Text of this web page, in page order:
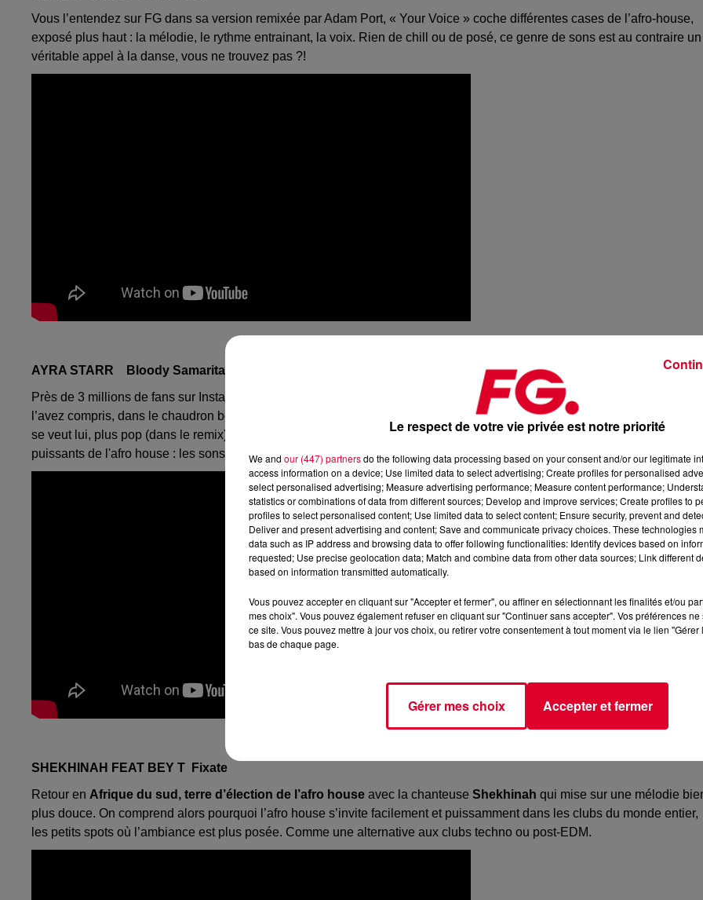
Vous l’entendez sur FG dans sa version remixée par Adam Port, « Your Voice » coche différentes cases de l’afro-house,
exposé plus haut : la mélodie, le rythme entrainant, la voix. Rien de chill ou de posé, ce genre de sons est au contraire un
véritable appel à la danse, vous ne trouvez pas ?!
AYRA STARR Bloody Samaritan (Sun-El Musician Remix)
Près de 3 millions de fans sur Instagram pour
, chanteuse emblématique du Nigeria. L’afro-house puise, vous
l’avez compris, dans le chaudron bouillonnant de l’Afrique et dans la richesse musicale du continent. « Bloody Samaritan
se veut lui, plus pop (dans le remix) et beaucoup
, dans sa version originale. C'est là, l'un des marqueurs
puissants de l'afro house : les sons urbains et trap.
SHEKHINAH FEAT BEY T Fixate
Retour en Afrique du sud, terre d’élection de l’afro house avec la chanteuse Shekhinah qui mise sur une mélodie
plus douce. On comprend alors pourquoi l’afro house s’invite facilement et puissamment dans les clubs du monde entier,
les petits spots où l’ambiance est plus posée. Comme une alternative aux clubs techno ou post-EDM.
Le respect de votre vie privée est notre priorité
We and our (447) partnersdo the following data processing based on your consent and/or our legitimate
access information on a device; Use limited data to select advertising; Create profiles for personalised
select personalised advertising; Measure advertising performance; Measure content performance;
statistics or combinations of data from different sources; Develop and improve services; Create profiles to
profiles to select personalised content; Use limited data to select content; Ensure security, prevent and
Deliver and present advertising and content; Save and communicate privacy choices. These technologies
data such as IP address and browsing data to offer following functionalities: Identify devices based on
requested; Use precise geolocation data; Match and combine data from other data sources; Link different
based on information transmitted automatically.
Vous pouvez accepter en cliquant sur "Accepter et fermer", ou affiner en sélectionnant les finalités et/ou
mes choix". Vous pouvez également refuser en cliquant sur "Continuer sans accepter". Vos préférences
ce site. Vous pouvez mettre à jour vos choix, ou retirer votre consentement à tout moment via le lien
bas de chaque page.
Gérer mes choix Accepter et fermer